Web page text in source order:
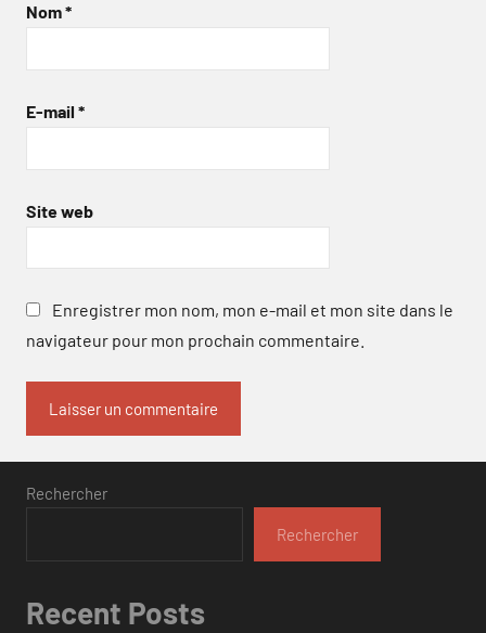
Nom*
E-mail *
Site web
Enregistrer mon nom, mon e-mail et mon site dans le
navigateur pour mon prochain commentaire.
Rechercher
Rechercher
Recent Posts